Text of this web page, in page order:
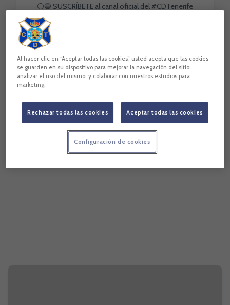
⚪️🔵 SUSCRÍBETE al canal oficial del #CDTenerife
en YouTube ➡️ https://bit.ly/2MRGTKD 💻 Toda la
actualidad #blanquiazul en la web oficial ➡️
www.clubdeportivotenerife.es 📱 SIGUE las redes
oficiales - TWITT
Al hacer clic en “Aceptar todas las cookies”, usted acepta que las cookies
se guarden en su dispositivo para mejorar la navegación del sitio,
analizar el uso del mismo, y colaborar con nuestros estudios para
marketing.
Rechazar todas las cookies Aceptar todas las cookies
Configuración de cookies